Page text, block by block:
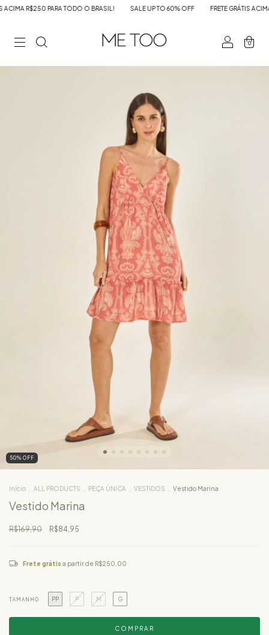
R$250 PARA TODO O BRASIL! SALE UP TO 60% OFF FRETE GRÁTIS ACIMA
0
50% OFF
Início ALL PRODUCTS PEÇA ÚNICA VESTIDOS Vestido Marina
Vestido Marina
R$169,90 R$84,95
Frete grátis a partir de R$250,00
TAMANHO PP P M G